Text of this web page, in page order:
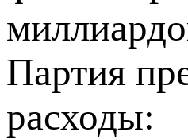
Партия
расходы: